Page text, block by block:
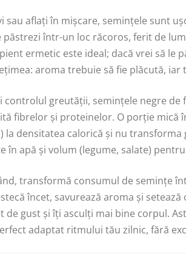
sau aflați în mișcare, semințele sunt
păstrezi într-un loc răcoros, ferit de
ermetic este ideal; dacă vrei să
aroma trebuie să fie plăcută, iar
controlul greutății, semințele negre
fibrelor și proteinelor. O porție mică
la densitatea calorică și nu
în apă și volum (legume, salate)
transformă consumul de semințe
încet, savurează aroma și
de gust și îți asculți mai bine corpul.
adaptat ritmului tău zilnic, fără